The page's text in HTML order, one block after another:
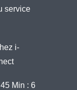
service
i-
Min : 6